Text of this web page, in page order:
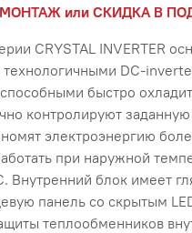
или СКИДКА В
CRYSTAL INVERTER
DC-
быстро
контролируют заданную
электроэнергию
при наружной
Внутренний блок имеет
панель со скрытым
теплообменников